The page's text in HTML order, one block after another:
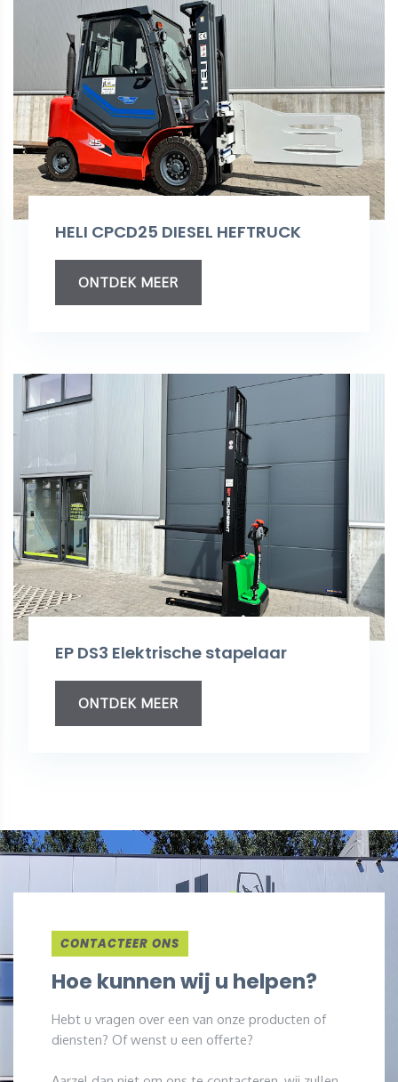
HELI CPCD25 DIESEL HEFTRUCK
ONTDEK MEER
EP DS3 Elektrische stapelaar
ONTDEK MEER
CONTACTEER ONS
Hoe kunnen wij u helpen?
Hebt u vragen over een van onze producten of
diensten? Of wenst u een offerte?